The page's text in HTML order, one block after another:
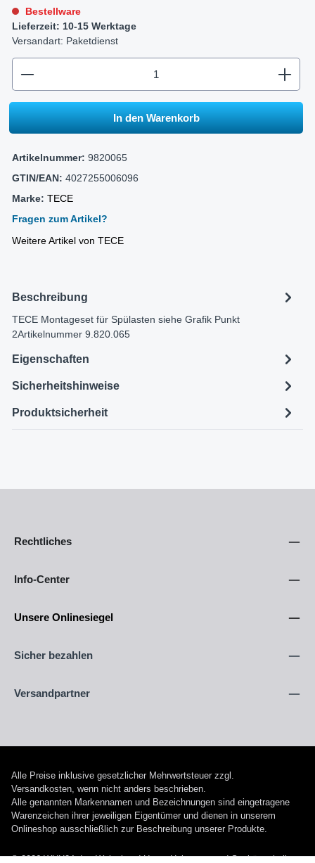
Bestellware
Lieferzeit: 10-15 Werktage
Versandart: Paketdienst
zentheme.component.product.quantitySelect.legend
In den Warenkorb
Artikelnummer: 9820065
GTIN/EAN: 4027255006096
Marke: TECE
Fragen zum Artikel?
Weitere Artikel von TECE
Beschreibung
TECE Montageset für Spülasten siehe Grafik Punkt
2Artikelnummer 9.820.065
Eigenschaften
Sicherheitshinweise
Produktsicherheit
Rechtliches
Info-Center
Unsere Onlinesiegel
Sicher bezahlen
Versandpartner
Alle Preise inklusive gesetzlicher Mehrwertsteuer zzgl.
Versandkosten, wenn nicht anders beschrieben.
Alle genannten Markennamen und Bezeichnungen sind eingetragene
Warenzeichen ihrer jeweiligen Eigentümer und dienen in unserem
Onlineshop ausschließlich zur Beschreibung unserer Produkte.
© 2026 WUH24.de - Weigel und Unger Heizungs- und Sanitärtechnik